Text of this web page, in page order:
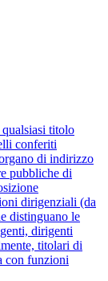
titolo
conferiti
di indirizzo
pubbliche di
dirigenziali (da
distinguano le
dirigenti
titolari di
con funzioni